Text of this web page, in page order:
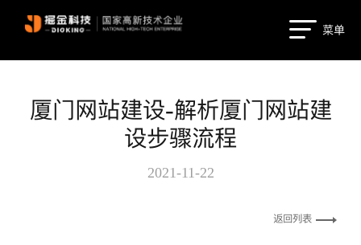
菜单
厦门网站建设-解析厦门网站建
设步骤流程
2021-11-22
返回列表